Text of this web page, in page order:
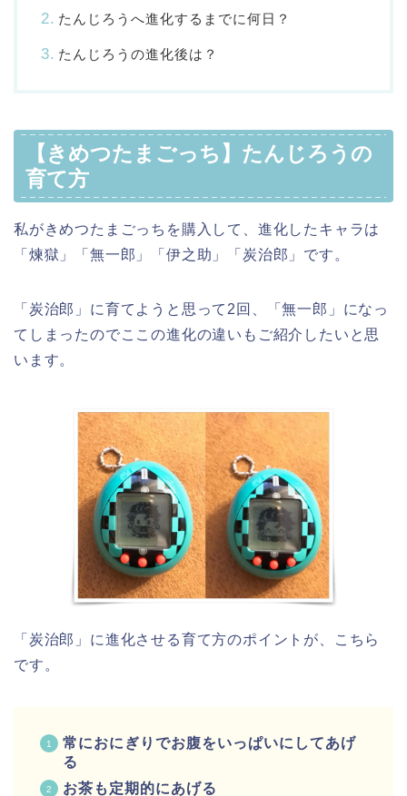
たんじろうへ進化するまでに何日？
たんじろうの進化後は？
【きめつたまごっち】たんじろうの
育て方
私がきめつたまごっちを購入して、進化したキャラは
「煉獄」「無一郎」「伊之助」「炭治郎」です。
「炭治郎」に育てようと思って2回、「無一郎」になっ
てしまったのでここの進化の違いもご紹介したいと思
います。
「炭治郎」に進化させる育て方のポイントが、こちら
です。
常におにぎりでお腹をいっぱいにしてあげ
る
お茶も定期的にあげる